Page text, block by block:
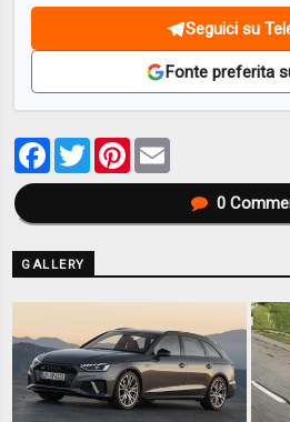
Seguici su
Fonte preferita
Facebook
TwitterPinterest
0
GALLERY